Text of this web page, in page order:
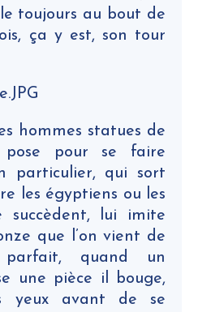
toujours au bout de
ça y est, son tour
hommes statues de
pour se faire
particulier, qui sort
les égyptiens ou les
succèdent, lui imite
que l’on vient de
parfait, quand un
une pièce il bouge,
yeux avant de se